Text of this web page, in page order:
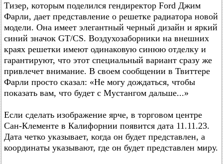
Тизер, которым поделился гендиректор Ford Джим
Фарли, дает представление о решетке радиатора новой
модели. Она имеет элегантный черный дизайн и яркий
синий значок GT/CS. Воздухозаборники на внешних
краях решетки имеют одинаковую синюю отделку и
гарантируют, что этот специальный вариант сразу же
привлечет внимание. В своем сообщении в Твиттере
Фарли просто сказал: «Не могу дождаться, чтобы
показать вам, что будет с Мустангом дальше...»
Если сделать изображение ярче, в торговом центре
Сан-Клементе в Калифорнии появится дата 11.11.23.
Дата четко указывает, когда он будет представлен, а
координаты указывают, где он будет представлен миру.